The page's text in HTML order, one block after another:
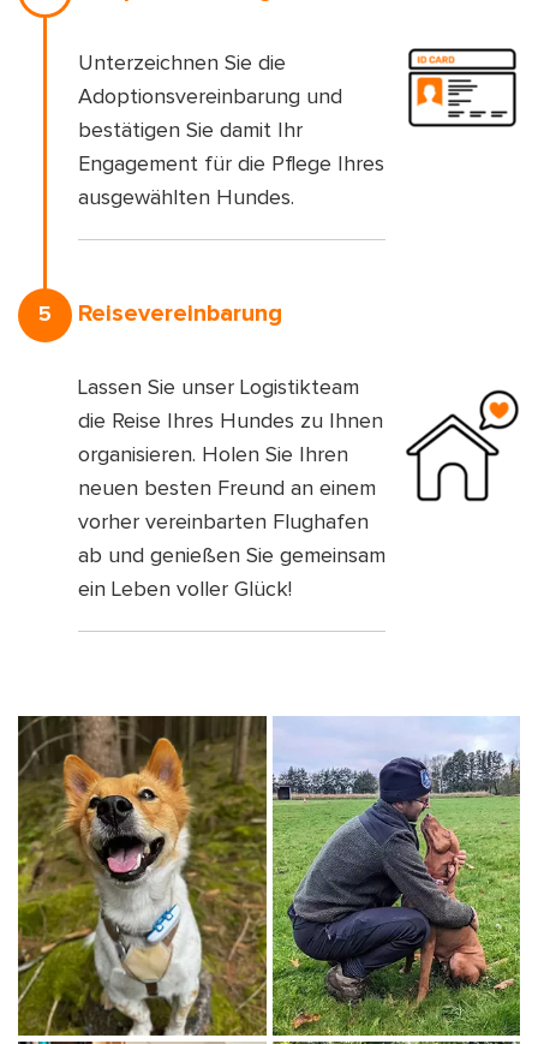
Unterzeichnen Sie die
Adoptionsvereinbarung und
bestätigen Sie damit Ihr
Engagement für die Pflege Ihres
ausgewählten Hundes.
5 Reisevereinbarung
Lassen Sie unser Logistikteam
die Reise Ihres Hundes zu Ihnen
organisieren. Holen Sie Ihren
neuen besten Freund an einem
vorher vereinbarten Flughafen
ab und genießen Sie gemeinsam
ein Leben voller Glück!